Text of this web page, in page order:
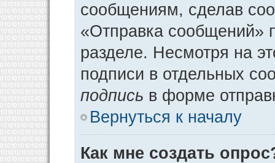
сообщениям, сделав
«Отправка сообщений»
разделе. Несмотря на
подписи в отдельных
подпись в форме
Вернуться к началу
Как мне создать